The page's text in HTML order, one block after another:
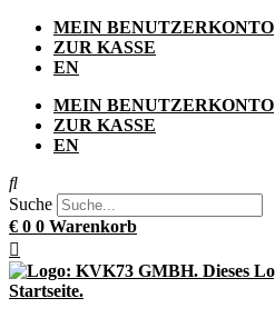
Zum
Inhalt
springen
MEIN BENUTZERKONTO
ZUR KASSE
EN
MEIN BENUTZERKONTO
ZUR KASSE
EN
Suche
€ 0 0 Warenkorb